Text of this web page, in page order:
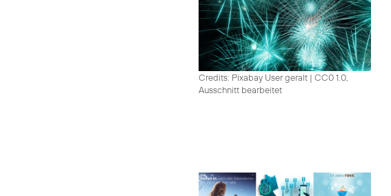
Credits: Pixabay User geralt | CC0 1.0,
Ausschnitt bearbeitet